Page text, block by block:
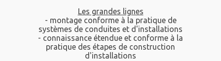
Les grandes lignes
- montage conforme à la pratique de
systèmes de conduites et d'installations
- connaissance étendue et conforme à la
pratique des étapes de construction
d'installations